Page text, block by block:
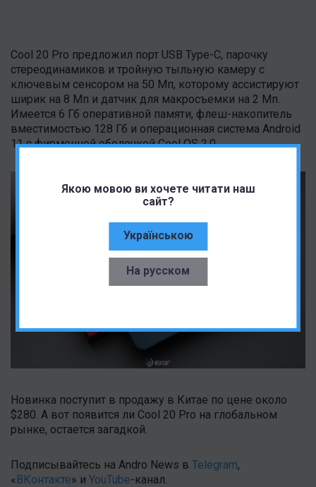
Якою мовою ви хочете читати наш
сайт?
Українською
На русском
Cool 20 Pro предложил порт USB Type-C, парочку
стереодинамиков и тройную тыльную камеру с
ключевым сенсором на 50 Мп, которому ассистируют
ширик на 8 Мп и датчик для макросъемки на 2 Мп.
Имеется 6 Гб оперативной памяти, флеш-накопитель
вместимостью 128 Гб и операционная система Android
11 с фирменной оболочкой Cool OS 2.0.
Новинка поступит в продажу в Китае по цене около
$280. А вот появится ли Cool 20 Pro на глобальном
рынке, остается загадкой.
Подписывайтесь на Andro News в Telegram,
«ВКонтакте» и YouTube-канал .